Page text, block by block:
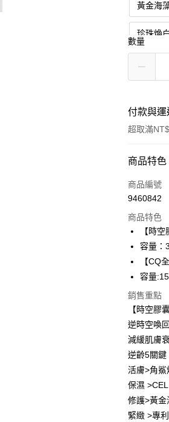
黃金海
珍珠煥
數量
付款與
超取滿
付款方式
信用卡一
LINE Pay
Apple Pay
街口支付
悠遊付
運送方式
全家取貨
每筆
付款後全
商品特色
商品編號
9460842
商品特色
【時
容量：
【CQ
容量
銷售重點
【時空膠
逆時空喚
減緩肌膚
逆齡5關鍵
活膚>角
保濕
修護>黃
緊緻 >專